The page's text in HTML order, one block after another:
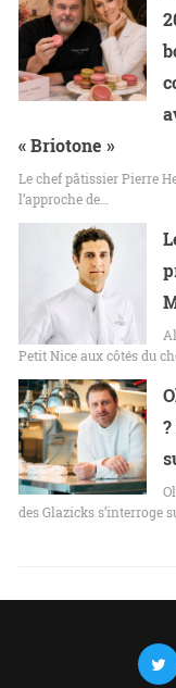
« Briotone »
Le chef pâtissier Pierre
l’approche de…
Petit Nice aux côtés du
des Glazicks s’interroge